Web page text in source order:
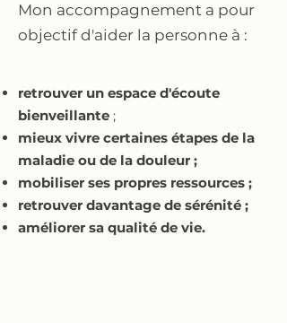
Mon accompagnement a pour
objectif d'aider la personne à :
retrouver un espace d'écoute
bienveillante ;
mieux vivre certaines étapes de la
maladie ou de la douleur ;
mobiliser ses propres ressources ;
retrouver davantage de sérénité ;
améliorer sa qualité de vie.